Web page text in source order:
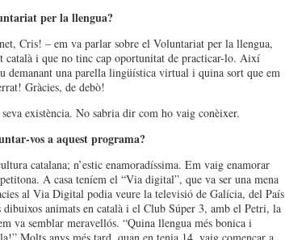
per la llengua?
Cris! – em va parlar sobre el Voluntariat per la llengua,
català i que no tinc cap oportunitat de practicar-lo. Així
demanant una parella lingüística virtual i quina sort que em
Gràcies, de debò!
existència. No sabria dir com ho vaig conèixer.
vos a aquest programa?
catalana; n’estic enamoradíssima. Em vaig enamorar
A casa teníem el “Via digital”, que va ser una mena
al Via Digital podia veure la televisió de Galícia, del País
animats en català i el Club Súper 3, amb el Petri, la
va semblar meravellós. “Quina llengua més bonica i